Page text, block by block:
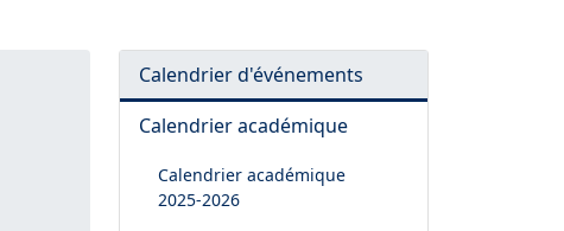
Calendrier d'événements
Calendrier académique
Calendrier académique
2025-2026